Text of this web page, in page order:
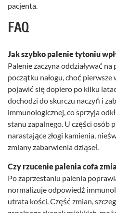
pacjenta.
FAQ
Jak szybko palenie tytoniu
Palenie zaczyna oddziaływać
początku nałogu, choć
pojawić się dopiero po kilku
dochodzi do skurczu naczyń i
immunologicznej, co sprzyja
stanu zapalnego. U części osób
narastające złogi kamienia,
zmiany zabarwienia dziąseł.
Czy rzucenie palenia cofa
Po zaprzestaniu palenia
normalizuje odpowiedź
utrata kości. Część zmian,